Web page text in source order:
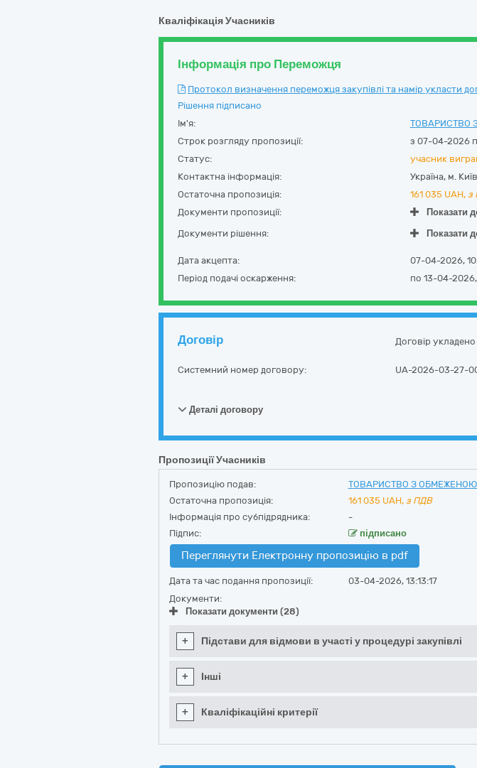
Кваліфікація Учасників
Інформація про Переможця
Протокол визначення переможця закупівлі та намір укласти
Рішення підписано
Ім'я:
ТОВАРИСТВО
Строк розгляду пропозиції:
з 07-04-2026
Статус:
учасник
Контактна інформація:
Україна, м. Київ
Остаточна пропозиція:
161 035 UAH, з
Документи пропозиції:
Показати
Документи рішення:
Показати
Дата акцепта:
07-04-2026,
Період подачі оскарження:
по 13-04-
Договір Договір укладено
Системний номер договору: UA-2026-03-27-
Деталі договору
Пропозиції Учасників
Пропозицію подав: ТОВАРИСТВО З ОБМЕЖЕНОЮ
Остаточна пропозиція:
161 035 UAH, з ПДВ
Інформація про субпідрядника:
-
Підпис:
підписано
Переглянути Електронну пропозицію в pdf
Дата та час подання пропозиції:
03-04-2026, 13:13:17
Документи:
Показати документи (28)
+ Підстави для відмови в участі у процедурі закупівлі
+ Інші
+ Кваліфікаційні критерії